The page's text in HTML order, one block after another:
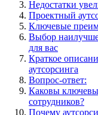
Недостатки
Проектный
Ключевые
Выбор
для вас
Краткое
аутсорсинга
Вопрос-ответ:
Каковы
сотрудников?
Почему